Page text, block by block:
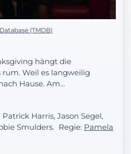
(TMDB)
hängt die
Weil es langweilig
Hause. Am
ihm seine
vergangenen Nacht
verpasst habe. Total
ist auch ihr
„der Blitz“. Er hat
Harris, Jason Segel,
Smulders. Regie: Pamela